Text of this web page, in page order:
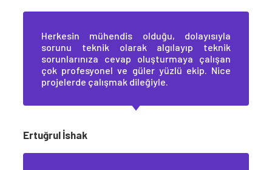
Herkesin mühendis olduğu, dolayısıyla
sorunu teknik olarak algılayıp teknik
sorunlarınıza cevap oluşturmaya çalışan
çok profesyonel ve güler yüzlü ekip. Nice
projelerde çalışmak dileğiyle.
Ertuğrul İshak